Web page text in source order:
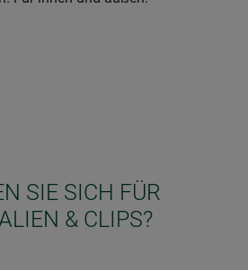
SIE SICH FÜR
& CLIPS?